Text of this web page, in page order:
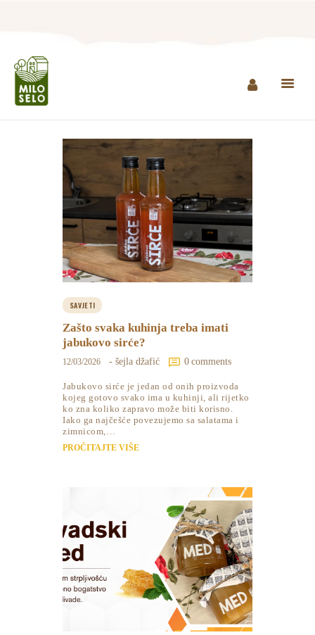
PROIZVODI
AGROTURIZAM I
RESTORAN
MINI ZOO
KONTAKT
KUPI PROIZVODE
SAVJETI
Zašto svaka kuhinja treba imati
jabukovo sirće?
12/03/2026 - šejla džafić 0 comments
Jabukovo sirće je jedan od onih proizvoda
kojeg gotovo svako ima u kuhinji, ali rijetko
ko zna koliko zapravo može biti korisno.
Iako ga najčešće povezujemo sa salatama i
zimnicom,…
PROČITAJTE VIŠE